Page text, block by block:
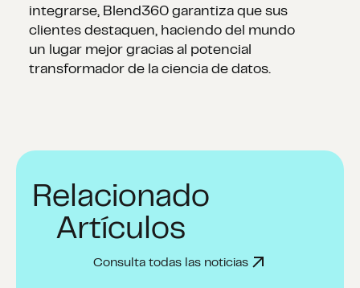
integrarse, Blend360 garantiza que sus
clientes destaquen, haciendo del mundo
un lugar mejor gracias al potencial
transformador de la ciencia de datos.
Relacionado
Artículos
Consulta todas las noticias